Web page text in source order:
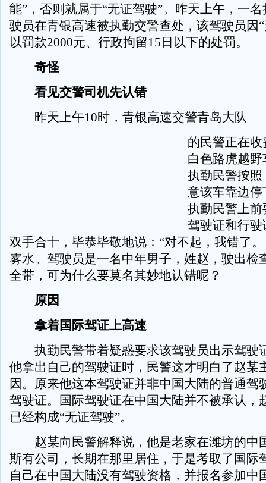
能”，否则就属于“无证驾驶”。昨天上午，一
驶员在青银高速被执勤交警查处，该驾驶员因
以罚款2000元、行政拘留15日以下的处罚。
奇怪
看见交警司机先认错
昨天上午10时，青银高速交警青岛大队
的民警正在
白色路虎越
执勤民警按照
意该车靠边
执勤民警上
驾驶证和行
双手合十，毕恭毕敬地说：“对不起，我错了
雾水。驾驶员是一名中年男子，姓赵，驶出检
全带，可为什么要莫名其妙地认错呢？
原因
拿着国际驾证上高速
执勤民警带着疑惑要求该驾驶员出示驾驶
他拿出自己的驾驶证时，民警这才明白了赵某
因。原来他这本驾驶证并非中国大陆的普通驾
驾驶证。国际驾驶证在中国大陆并不被承认，
已经构成“无证驾驶”。
赵某向民警解释说，他是老家在潍坊的中
斯有公司，长期在那里居住，于是考取了国际
自己在中国大陆没有驾驶资格，并报名参加中